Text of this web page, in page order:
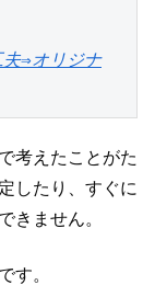
夫⇒オリジナ
考えたことがた
したり、すぐに
きません。
す。